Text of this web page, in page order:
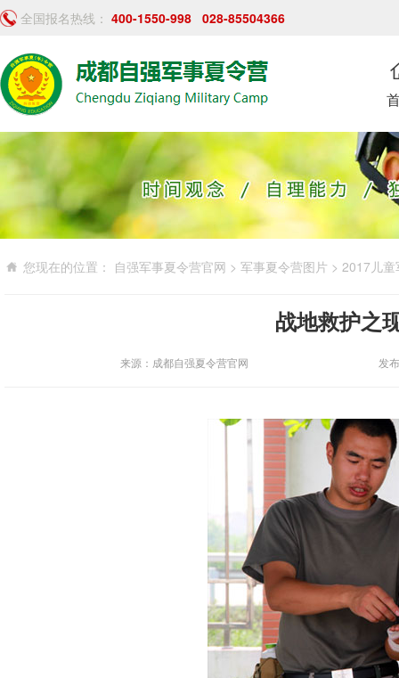
全国报名热线： 400-1550-998 028-85504366
您现在的位置： 自强军事夏令营官网 > 军事夏令营图片 > 2017儿童
战地救护之
来源：成都自强夏令营官网 发